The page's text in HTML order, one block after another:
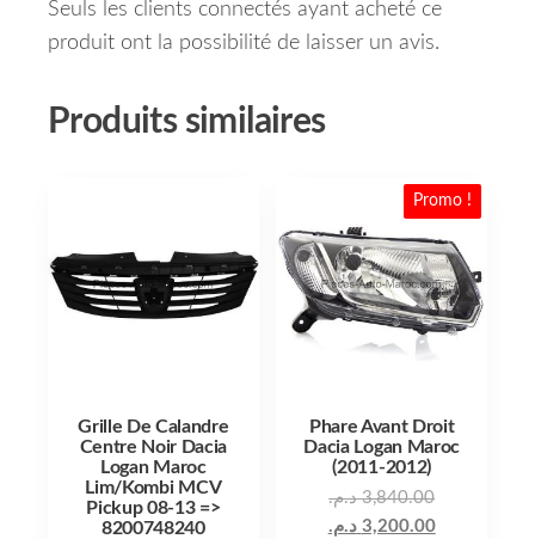
Seuls les clients connectés ayant acheté ce
produit ont la possibilité de laisser un avis.
Produits similaires
Grille De Calandre
Centre Noir Dacia
Logan Maroc
Lim/Kombi MCV
Pickup 08-13 =>
8200748240
Promo !
Phare Avant Droit
Dacia Logan Maroc
(2011-2012)
3,840.00 د.م.
3,200.00 د.م.